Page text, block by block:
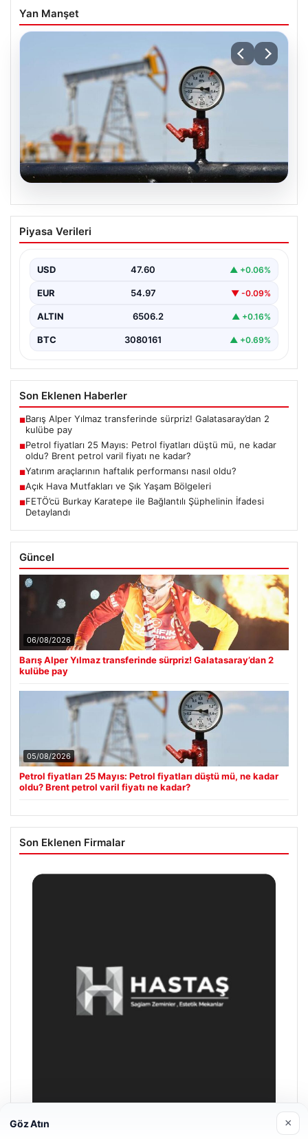
Yan Manşet
05.08.2026
Petrol fiyatları 25 Mayıs: Petrol fiyatları
düştü mü, ne kadar oldu? Brent petrol
Piyasa Verileri
USD 47.60 ▲ +0.06%
EUR 54.97 ▼ -0.09%
ALTIN 6506.2 ▲ +0.16%
BTC 3080161 ▲ +0.69%
Son Eklenen Haberler
■Barış Alper Yılmaz transferinde sürpriz! Galatasaray’dan 2
kulübe pay
■Petrol fiyatları 25 Mayıs: Petrol fiyatları düştü mü, ne kadar
oldu? Brent petrol varil fiyatı ne kadar?
■Yatırım araçlarının haftalık performansı nasıl oldu?
■Açık Hava Mutfakları ve Şık Yaşam Bölgeleri
■FETÖ’cü Burkay Karatepe ile Bağlantılı Şüphelinin İfadesi
Detaylandı
Güncel
06/08/2026
Barış Alper Yılmaz transferinde sürpriz! Galatasaray’dan 2
kulübe pay
05/08/2026
Petrol fiyatları 25 Mayıs: Petrol fiyatları düştü mü, ne kadar
oldu? Brent petrol varil fiyatı ne kadar?
Son Eklenen Firmalar
Göz Atın ×